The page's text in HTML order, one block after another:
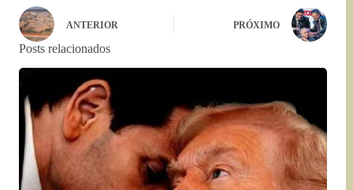
ANTERIOR PRÓXIMO
Posts relacionados